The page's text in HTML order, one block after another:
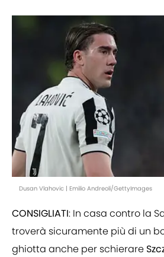
Dusan Vlahovic | Emilio Andreoli/GettyImages
CONSIGLIATI: In casa contro la
troverà sicuramente più di un
ghiotta anche per schierare